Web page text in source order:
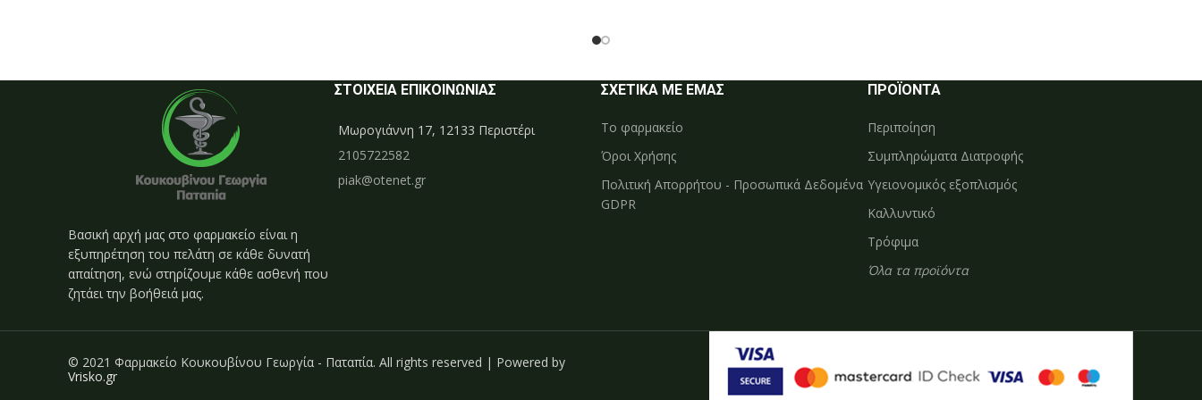
Βασική αρχή μας στο φαρμακείο είναι η
εξυπηρέτηση του πελάτη σε κάθε δυνατή
απαίτηση, ενώ στηρίζουμε κάθε ασθενή που
ζητάει την βοήθειά μας.
ΣΤΟΙΧΕΙΑ ΕΠΙΚΟΙΝΩΝΙΑΣ
Μωρογιάννη 17, 12133 Περιστέρι
2105722582
piak@otenet.gr
ΣΧΕΤΙΚΑ ΜΕ ΕΜΑΣ
Το φαρμακείο
Όροι Χρήσης
Πολιτική Απορρήτου - Προσωπικά Δεδομένα
GDPR
ΠΡΟΪΟΝΤΑ
Περιποίηση
Συμπληρώματα Διατροφής
Υγειονομικός εξοπλισμός
Καλλυντικό
Τρόφιμα
Όλα τα προϊόντα
© 2021 Φαρμακείο Κουκουβίνου Γεωργία - Παταπία. All rights reserved | Powered by
Vrisko.gr